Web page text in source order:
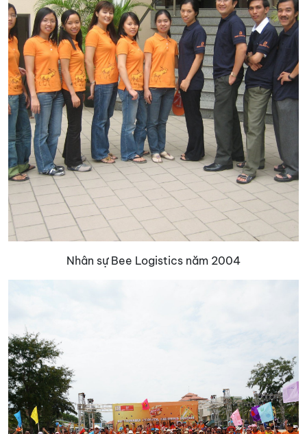
Nhân sự Bee Logistics năm 2004